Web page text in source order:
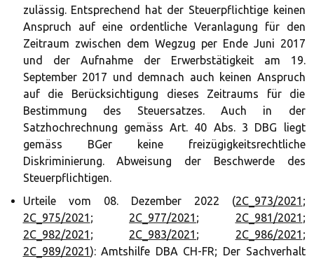
zulässig. Entsprechend hat der Steuerpflichtige keinen
Anspruch auf eine ordentliche Veranlagung für den
Zeitraum zwischen dem Wegzug per Ende Juni 2017
und der Aufnahme der Erwerbstätigkeit am 19.
September 2017 und demnach auch keinen Anspruch
auf die Berücksichtigung dieses Zeitraums für die
Bestimmung des Steuersatzes. Auch in der
Satzhochrechnung gemäss Art. 40 Abs. 3 DBG liegt
gemäss BGer keine freizügigkeitsrechtliche
Diskriminierung. Abweisung der Beschwerde des
Steuerpflichtigen.
Urteile vom 08. Dezember 2022 (2C_973/2021 ;
2C_975/2021 ; 2C_977/2021 ; 2C_981/2021 ;
2C_982/2021 ; 2C_983/2021 ; 2C_986/2021 ;
2C_989/2021): Amtshilfe DBA CH-FR; Der Sachverhalt